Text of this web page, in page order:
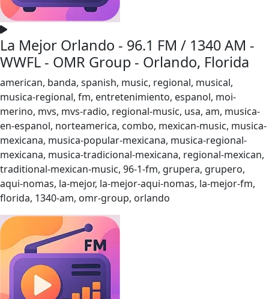
La Mejor Orlando - 96.1 FM / 1340 AM -
WWFL - OMR Group - Orlando, Florida
american, banda, spanish, music, regional, musical,
musica-regional, fm, entretenimiento, espanol, moi-
merino, mvs, mvs-radio, regional-music, usa, am, musica-
en-espanol, norteamerica, combo, mexican-music, musica-
mexicana, musica-popular-mexicana, musica-regional-
mexicana, musica-tradicional-mexicana, regional-mexican,
traditional-mexican-music, 96-1-fm, grupera, grupero,
aqui-nomas, la-mejor, la-mejor-aqui-nomas, la-mejor-fm,
florida, 1340-am, omr-group, orlando